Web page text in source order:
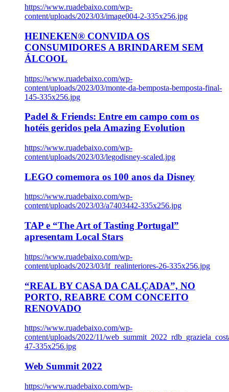
https://www.ruadebaixo.com/wp-
content/uploads/2023/03/image004-2-335x256.jpg
HEINEKEN® CONVIDA OS
CONSUMIDORES A BRINDAREM SEM
ÁLCOOL
https://www.ruadebaixo.com/wp-
content/uploads/2023/03/monte-da-bemposta-bemposta-final-
145-335x256.jpg
Padel & Friends: Entre em campo com os
hotéis geridos pela Amazing Evolution
https://www.ruadebaixo.com/wp-
content/uploads/2023/03/legodisney-scaled.jpg
LEGO comemora os 100 anos da Disney
https://www.ruadebaixo.com/wp-
content/uploads/2023/03/a7403442-335x256.jpg
TAP e “The Art of Tasting Portugal”
apresentam Local Stars
https://www.ruadebaixo.com/wp-
content/uploads/2023/03/lf_realinteriores-26-335x256.jpg
“REAL BY CASA DA CALÇADA”, NO
PORTO, REABRE COM CONCEITO
RENOVADO
https://www.ruadebaixo.com/wp-
content/uploads/2022/11/
47-335x256.jpg
Web Summit 2022
https://www.ruadebaixo.com/wp-